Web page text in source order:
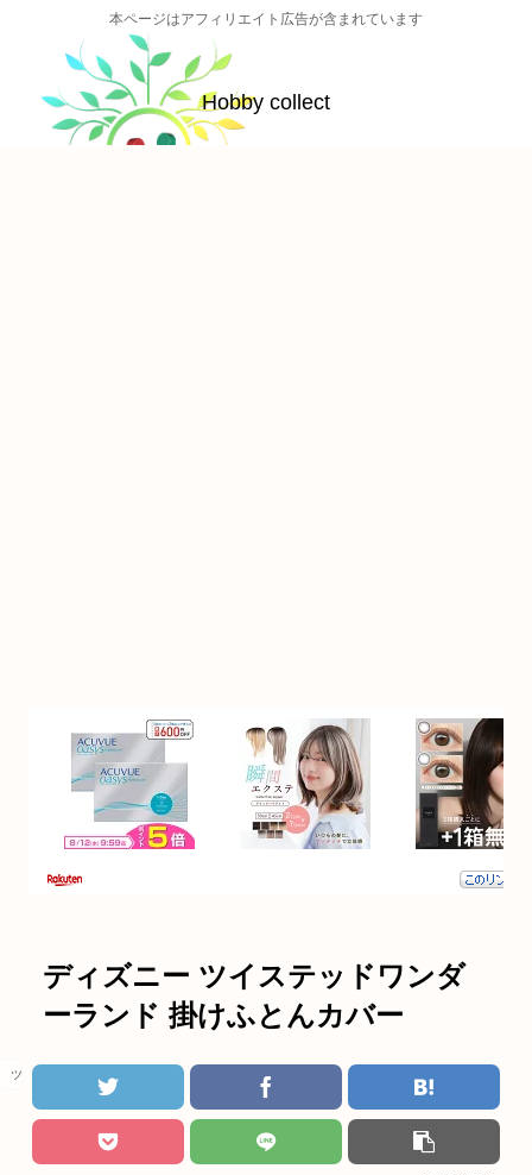
本ページはアフィリエイト広告が含まれています
Hobby collect
ディズニー ツイステッドワンダ
ーランド 掛けふとんカバー
ツイステ